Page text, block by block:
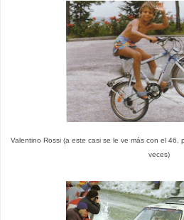
Valentino Rossi (a este casi se le ve más con el 46,
veces)